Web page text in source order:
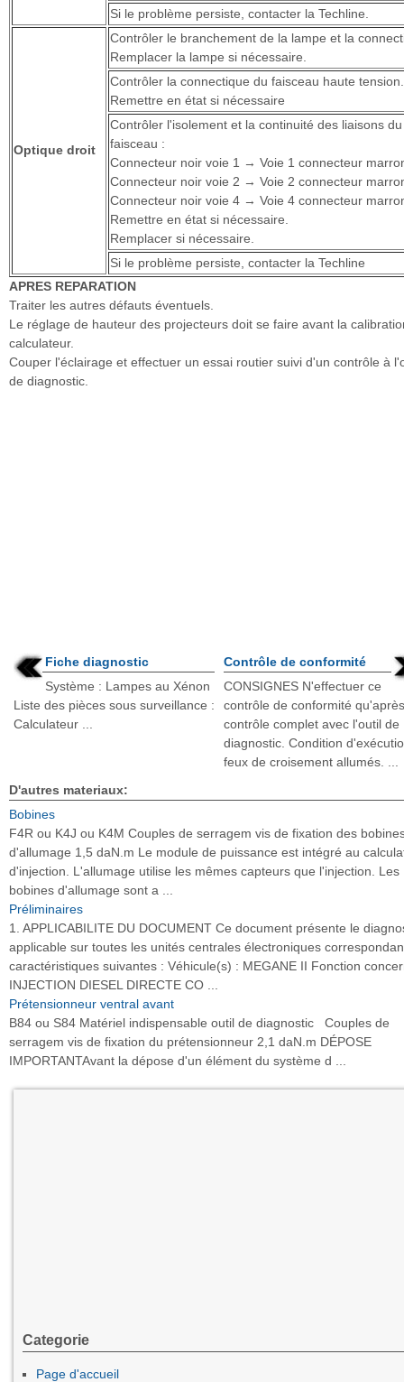
Si le problème persiste, contacter la Techline.
Optique droit
Contrôler le branchement de la lampe et la
Remplacer la lampe si nécessaire.
Contrôler la connectique du faisceau haute tension.
Remettre en état si nécessaire
Contrôler l'isolement et la continuité des liaisons du
faisceau :
Connecteur noir voie 1 → Voie 1 connecteur
Connecteur noir voie 2 → Voie 2 connecteur
Connecteur noir voie 4 → Voie 4 connecteur
Remettre en état si nécessaire.
Remplacer si nécessaire.
Si le problème persiste, contacter la Techline
APRES REPARATION
Traiter les autres défauts éventuels.
Le réglage de hauteur des projecteurs doit se faire avant la
calculateur.
Couper l'éclairage et effectuer un essai routier suivi d'un contrôle à
de diagnostic.
Fiche diagnostic
Système : Lampes au Xénon
Liste des pièces sous surveillance :
Calculateur ...
Contrôle de conformité
CONSIGNES N'effectuer ce
contrôle de conformité
contrôle complet avec l'outil de
diagnostic. Condition
feux de croisement allumés. ...
D'autres materiaux:
Bobines
F4R ou K4J ou K4M Couples de serragem vis de fixation des
d'allumage 1,5 daN.m Le module de puissance est intégré au
d'injection. L'allumage utilise les mêmes capteurs que l'injection. Les
bobines d'allumage sont a ...
Préliminaires
1. APPLICABILITE DU DOCUMENT Ce document présente le
applicable sur toutes les unités centrales électroniques
caractéristiques suivantes : Véhicule(s) : MEGANE II Fonction
INJECTION DIESEL DIRECTE CO ...
Prétensionneur ventral avant
B84 ou S84 Matériel indispensable outil de diagnostic Couples de
serragem vis de fixation du prétensionneur 2,1 daN.m DÉPOSE
IMPORTANTAvant la dépose d'un élément du système d ...
Categorie
Page d'accueil